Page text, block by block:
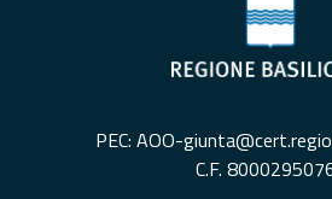
PEC: AOO-
C.F.